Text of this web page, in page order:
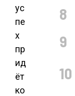
ус
пе
х
пр
ид
ёт
ко